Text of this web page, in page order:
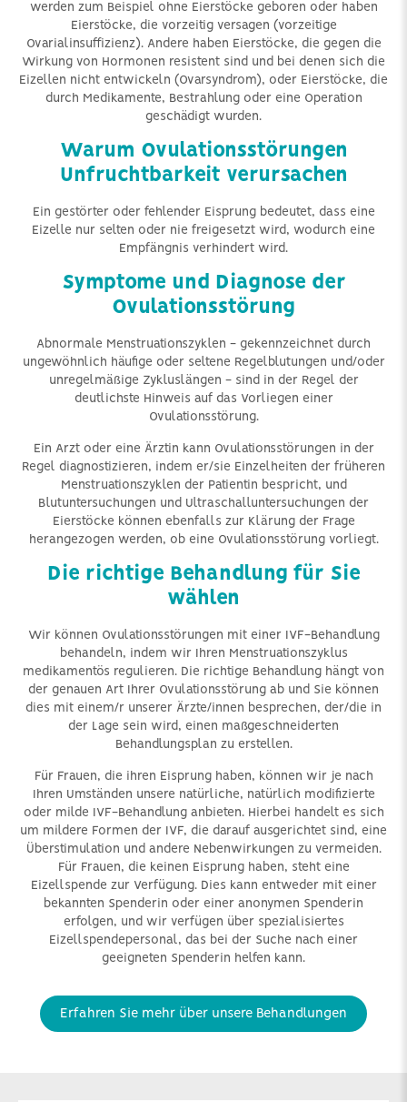
werden zum Beispiel ohne Eierstöcke geboren oder haben
Eierstöcke, die vorzeitig versagen (vorzeitige
Ovarialinsuffizienz). Andere haben Eierstöcke, die gegen die
Wirkung von Hormonen resistent sind und bei denen sich die
Eizellen nicht entwickeln (Ovarsyndrom), oder Eierstöcke, die
durch Medikamente, Bestrahlung oder eine Operation
geschädigt wurden.
Warum Ovulationsstörungen
Unfruchtbarkeit verursachen
Ein gestörter oder fehlender Eisprung bedeutet, dass eine
Eizelle nur selten oder nie freigesetzt wird, wodurch eine
Empfängnis verhindert wird.
Symptome und Diagnose der
Ovulationsstörung
Abnormale Menstruationszyklen - gekennzeichnet durch
ungewöhnlich häufige oder seltene Regelblutungen und/oder
unregelmäßige Zykluslängen - sind in der Regel der
deutlichste Hinweis auf das Vorliegen einer
Ovulationsstörung.
Ein Arzt oder eine Ärztin kann Ovulationsstörungen in der
Regel diagnostizieren, indem er/sie Einzelheiten der früheren
Menstruationszyklen der Patientin bespricht, und
Blutuntersuchungen und Ultraschalluntersuchungen der
Eierstöcke können ebenfalls zur Klärung der Frage
herangezogen werden, ob eine Ovulationsstörung vorliegt.
Die richtige Behandlung für Sie
wählen
Wir können Ovulationsstörungen mit einer IVF-Behandlung
behandeln, indem wir Ihren Menstruationszyklus
medikamentös regulieren. Die richtige Behandlung hängt von
der genauen Art Ihrer Ovulationsstörung ab und Sie können
dies mit einem/r unserer Ärzte/innen besprechen, der/die in
der Lage sein wird, einen maßgeschneiderten
Behandlungsplan zu erstellen.
Für Frauen, die ihren Eisprung haben, können wir je nach
Ihren Umständen unsere natürliche, natürlich modifizierte
oder milde IVF-Behandlung anbieten. Hierbei handelt es sich
um mildere Formen der IVF, die darauf ausgerichtet sind, eine
Überstimulation und andere Nebenwirkungen zu vermeiden.
Für Frauen, die keinen Eisprung haben, steht eine
Eizellspende zur Verfügung. Dies kann entweder mit einer
bekannten Spenderin oder einer anonymen Spenderin
erfolgen, und wir verfügen über spezialisiertes
Eizellspendepersonal, das bei der Suche nach einer
geeigneten Spenderin helfen kann.
Erfahren Sie mehr über unsere Behandlungen